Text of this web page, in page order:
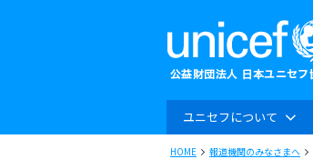
ユニセフについて
HOME 報道機関のみなさまへ